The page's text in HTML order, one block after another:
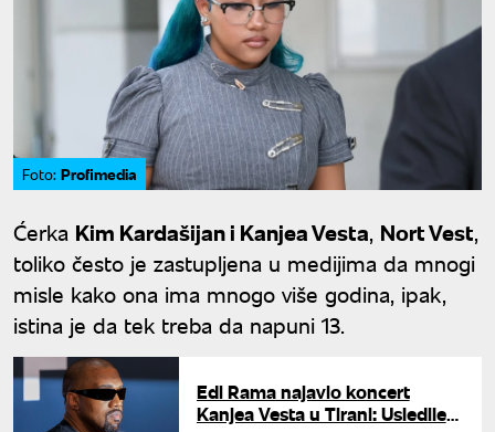
Foto: Profimedia
Ćerka Kim Kardašijan i Kanjea Vesta, Nort Vest,
toliko često je zastupljena u medijima da mnogi
misle kako ona ima mnogo više godina, ipak,
istina je da tek treba da napuni 13.
Edi Rama najavio koncert
Kanjea Vesta u Tirani: Usledile